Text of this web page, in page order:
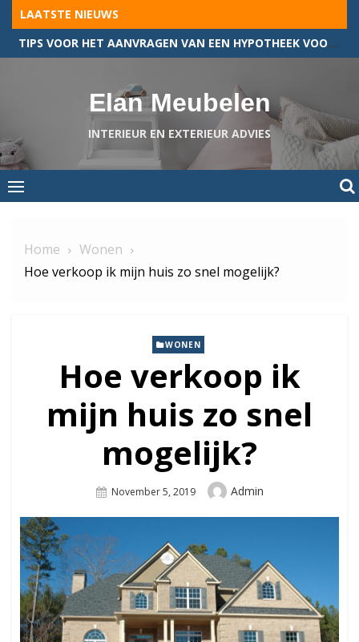
Skip
content
LAATSTE NIEUWS
TIPS VOOR HET AANVRAGEN VAN EEN HYPOTHEEK VOOR JOUW BEDRIJFSPAND
Elan Meubelen
INTERIEUR EN EXTERIEUR ADVIES
Home
Wonen
Hoe verkoop ik mijn huis zo snel mogelijk?
WONEN
Hoe verkoop ik
mijn huis zo snel
mogelijk?
Posted
November 5, 2019 Author
Admin